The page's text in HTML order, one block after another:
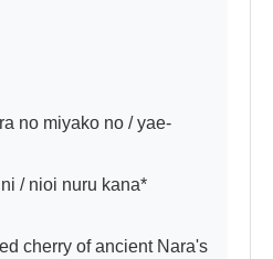
miyako no / yae-
nioi nuru kana*
cherry of ancient Nara's